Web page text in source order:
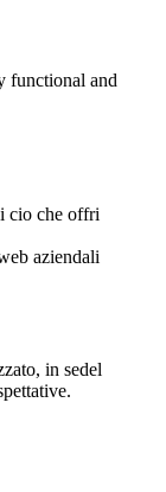
functional and
cio che offri
in sedel